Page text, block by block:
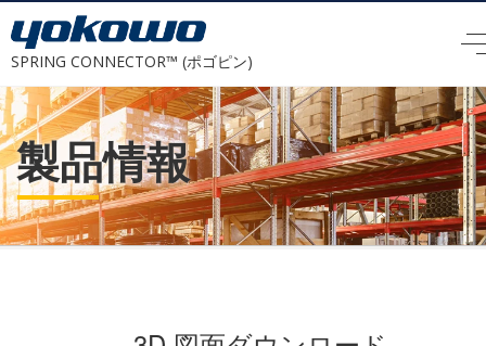
SPRING CONNECTOR™ (ポゴピン)
製品情報